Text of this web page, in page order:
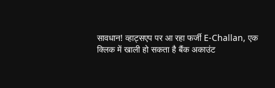
सावधान! व्हाट्सएप पर आ रहा फर्जी E-Challan, एक
क्लिक में खाली हो सकता है बैंक अकाउंट